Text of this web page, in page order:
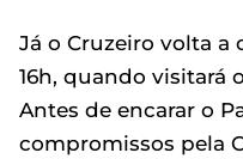
Já o Cruzeiro volta a
16h, quando visitará
Antes de encarar o
compromissos pela